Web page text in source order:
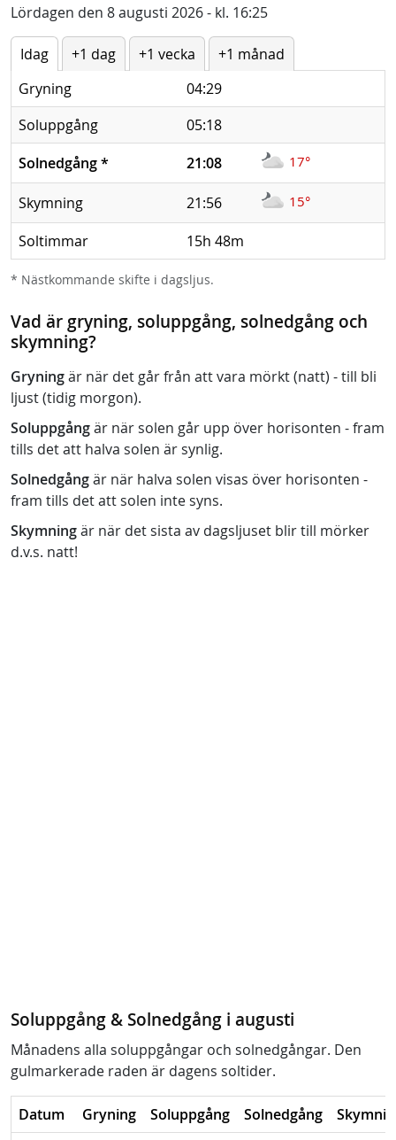
Lördagen den 8 augusti 2026 - kl. 16:25
Idag +1 dag +1 vecka
+1 månad
Gryning
04:29
Soluppgång
05:18
Solnedgång* 21:08 17°
Skymning 21:56 15°
Soltimmar 15h 48m
* Nästkommande skifte i dagsljus.
Vad är gryning, soluppgång, solnedgång och
skymning?
Gryningär när det går från att vara mörkt (natt) - till bli
ljust (tidig morgon).
Soluppgångär när solen går upp över horisonten - fram
tills det att halva solen är synlig.
Solnedgångär när halva solen visas över horisonten -
fram tills det att solen inte syns.
Skymningär när det sista av dagsljuset blir till mörker
d.v.s. natt!
Soluppgång & Solnedgång i augusti
Månadens alla soluppgångar och solnedgångar. Den
gulmarkerade raden är dagens soltider.
Datum Gryning Soluppgång Solnedgång